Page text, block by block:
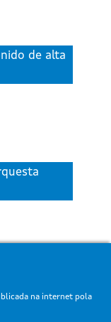
de alta
na internet pola